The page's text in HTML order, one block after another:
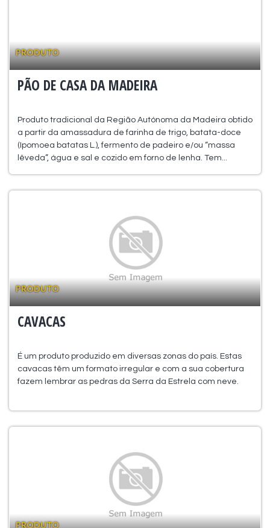
PRODUTO
PÃO DE CASA DA MADEIRA
Produto tradicional da Região Autónoma da Madeira obtido
a partir da amassadura de farinha de trigo, batata-doce
(Ipomoea batatas L.), fermento de padeiro e/ou “massa
lêveda”, água e sal e cozido em forno de lenha. Tem...
PRODUTO
CAVACAS
É um produto produzido em diversas zonas do país. Estas
cavacas têm um formato irregular e com a sua cobertura
fazem lembrar as pedras da Serra da Estrela com neve.
PRODUTO